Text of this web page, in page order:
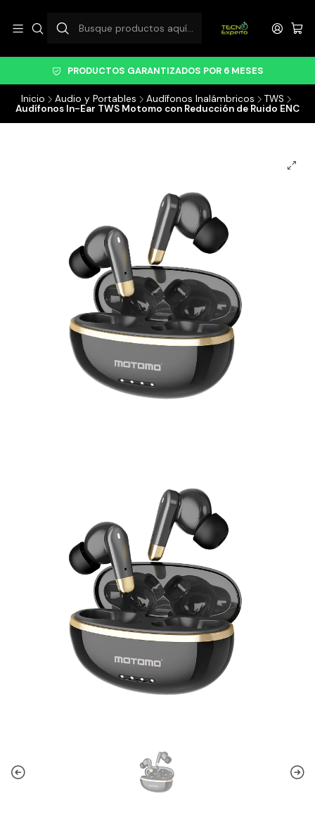
PRODUCTOS GARANTIZADOS POR 6 MESES
Inicio Audio y Portables Audífonos Inalámbricos
TWS
Audífonos In-Ear TWS Motomo con Reducción de Ruido ENC